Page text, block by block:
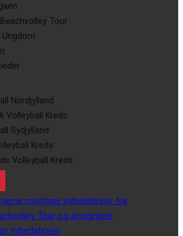
Tour
Ungdom
Nordjylland
Volleyball Kreds
Sydjylland
Kreds
Volleyball Kreds
modtage nyhedsbreve fra
Tour og accepterer
nyhedsbreve